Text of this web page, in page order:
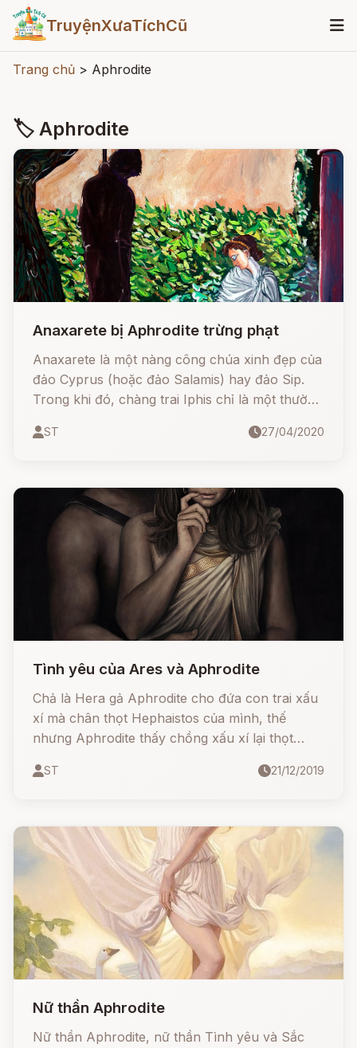
TruyệnXưaTíchCũ
Trang chủ > Aphrodite
🏷 Aphrodite
Anaxarete bị Aphrodite trừng phạt
Anaxarete là một nàng công chúa xinh đẹp của
đảo Cyprus (hoặc đảo Salamis) hay đảo Sip.
Trong khi đó, chàng trai Iphis chỉ là một thường
Dù biết thứ tình cảm này là không môn đăng hộ
ST 27/04/2020
Tình yêu của Ares và Aphrodite
Chả là Hera gả Aphrodite cho đứa con trai xấu
xí mà chân thọt Hephaistos của mình, thế
nhưng Aphrodite thấy chồng xấu xí lại thọt
lăng nhăng với các thần khác kể cả người trần.
ST 21/12/2019
Nữ thần Aphrodite
Nữ thần Aphrodite, nữ thần Tình yêu và Sắc